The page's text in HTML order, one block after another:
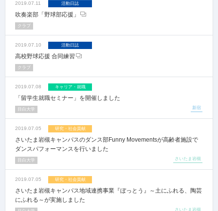
2019.07.11 活動日誌
吹奏楽部「野球部応援」
クラブ
2019.07.10 活動日誌
高校野球応援 合同練習
クラブ
2019.07.08 キャリア・就職
「留学生就職セミナー」を開催しました
新宿
目白大学
2019.07.05 研究・社会貢献
さいたま岩槻キャンパスのダンス部Funny Movementsが高齢者施設で
ダンスパフォーマンスを行いました
さいたま岩槻
目白大学
2019.07.05 研究・社会貢献
さいたま岩槻キャンパス地域連携事業『ぼっとう』～土にふれる、陶芸
にふれる～が実施しました
さいたま岩槻